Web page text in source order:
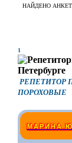
НАЙДЕНО
1
РЕПЕТИТОР
ПОРОХОВЫЕ
МАРИНА